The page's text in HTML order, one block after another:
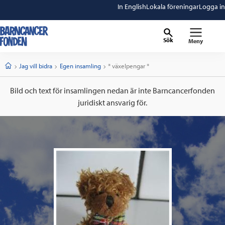
In EnglishLokala föreningarLogga in
Sök Meny
StartJag vill bidra Egen insamling Current:
* växelpengar *
Bild och text för insamlingen nedan är inte Barncancerfonden
juridiskt ansvarig för.